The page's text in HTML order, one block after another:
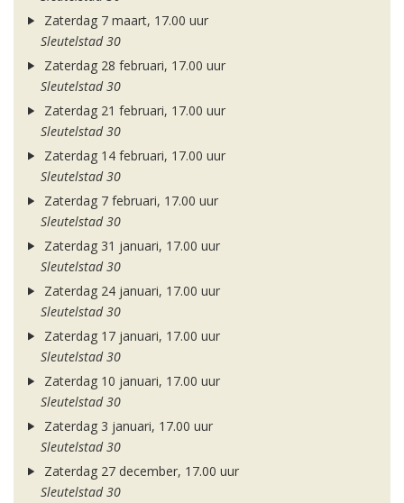
Zaterdag 7 maart, 17.00 uur
Sleutelstad 30
Zaterdag 28 februari, 17.00 uur
Sleutelstad 30
Zaterdag 21 februari, 17.00 uur
Sleutelstad 30
Zaterdag 14 februari, 17.00 uur
Sleutelstad 30
Zaterdag 7 februari, 17.00 uur
Sleutelstad 30
Zaterdag 31 januari, 17.00 uur
Sleutelstad 30
Zaterdag 24 januari, 17.00 uur
Sleutelstad 30
Zaterdag 17 januari, 17.00 uur
Sleutelstad 30
Zaterdag 10 januari, 17.00 uur
Sleutelstad 30
Zaterdag 3 januari, 17.00 uur
Sleutelstad 30
Zaterdag 27 december, 17.00 uur
Sleutelstad 30